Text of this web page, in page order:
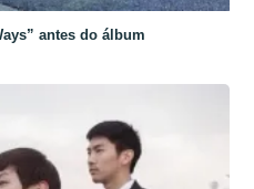
antes do álbum